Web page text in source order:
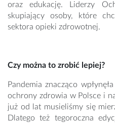
oraz edukację. Liderzy
skupiający osoby, które
sektora opieki zdrowotnej.
Czy można to zrobić lepiej?
Pandemia znacząco
ochrony zdrowia w Polsce i
już od lat musieliśmy się
Dlatego też tegoroczna